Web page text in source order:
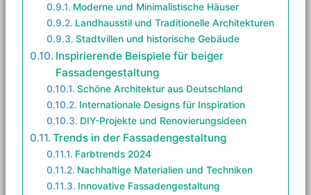
Moderne und Minimalistische Häuser
Landhausstil und Traditionelle Architekturen
Stadtvillen und historische Gebäude
Inspirierende Beispiele für beiger
Fassadengestaltung
Schöne Architektur aus Deutschland
Internationale Designs für Inspiration
DIY-Projekte und Renovierungsideen
Trends in der Fassadengestaltung
Farbtrends 2024
Nachhaltige Materialien und Techniken
Innovative Fassadengestaltung